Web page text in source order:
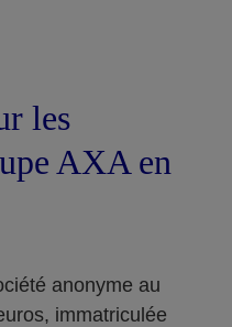
les
AXA en
anonyme au
immatriculée